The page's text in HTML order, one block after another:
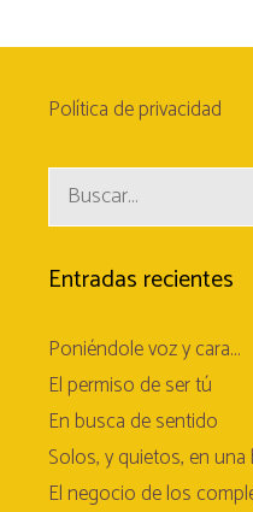
Política de privacidad
Entradas recientes
Poniéndole voz y cara…
El permiso de ser tú
En busca de sentido
Solos, y quietos, en
El negocio de los